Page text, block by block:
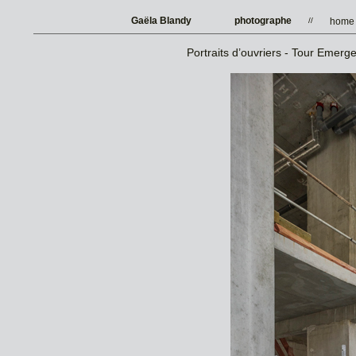
Gaëla Blandy photographe // home
Portraits d’ouvriers - Tour